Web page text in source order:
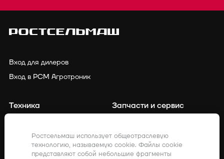
Вход для дилеров
Вход в РСМ Агротроник
Техника
Точное земледелие
Запчасти и сервис
Клиенты о нас
Ростсельмаш использует общеотраслевую
технологию, называемую cookie. Файлы cookie
представляют собой небольшие фрагменты